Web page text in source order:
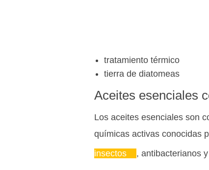
tratamiento térmico
tierra de diatomeas
Aceites esenciales
Los aceites esenciales son
químicas activas conocidas
insectos
, antibacterianos